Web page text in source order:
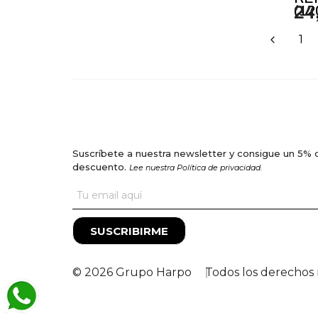
1
Suscríbete a nuestra newsletter y consigue un 5%
descuento. Lee nuestra Política de privacidad.
SUSCRIBIRME
© 2026 Grupo Harpo Todos los derechos